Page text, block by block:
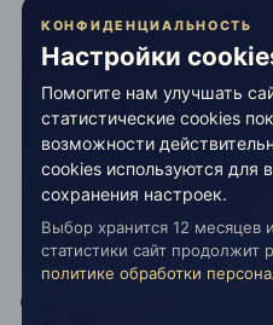
—
обладатель
окончательно
роли. Это
отличает твой
«искателей
истины»..
Структура отражает твои
КОНФИДЕНЦИАЛЬНОСТЬ
Настройки
Помогите нам улучшать
статистические cookies
возможности
cookies используются для
сохранения настроек.
Выбор хранится 12 месяцев
статистики сайт продолжит
политике обработки